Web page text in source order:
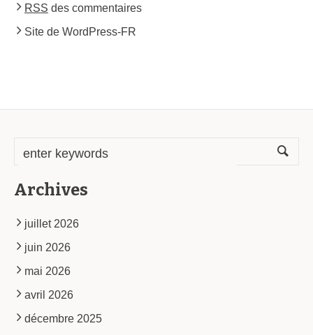
RSS des commentaires
Site de WordPress-FR
Archives
juillet 2026
juin 2026
mai 2026
avril 2026
décembre 2025